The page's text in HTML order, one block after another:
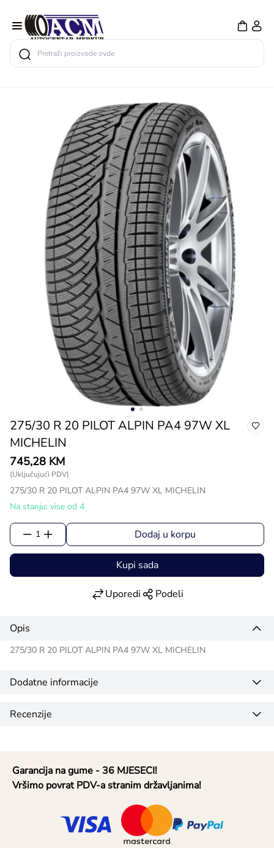
Search
275/30 R 20 PILOT ALPIN PA4 97W XL
MICHELIN
745,28 KM
(Uključujući PDV)
275/30 R 20 PILOT ALPIN PA4 97W XL MICHELIN
Na stanju: vise od 4
1 Dodaj u korpu
Kupi sada
Uporedi Podeli
Opis
275/30 R 20 PILOT ALPIN PA4 97W XL MICHELIN
Dodatne informacije
Recenzije
Garancija na gume - 36 MJESECI!
Vršimo povrat PDV-a stranim državljanima!